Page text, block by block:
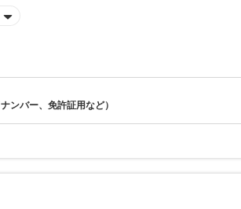
ンバー、免許証用など）